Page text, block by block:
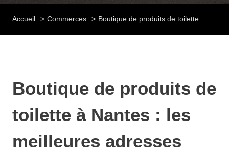
Accueil Commerces Boutique de produits de toilette
Boutique de produits de
toilette à Nantes : les
meilleures adresses